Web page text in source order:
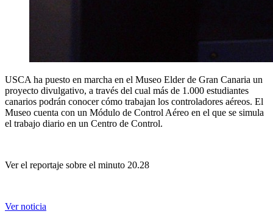
USCA ha puesto en marcha en el Museo Elder de Gran Canaria un
proyecto divulgativo, a través del cual más de 1.000 estudiantes
canarios podrán conocer cómo trabajan los controladores aéreos. El
Museo cuenta con un Módulo de Control Aéreo en el que se simula
el trabajo diario en un Centro de Control.
Ver el reportaje sobre el minuto 20.28
Ver noticia